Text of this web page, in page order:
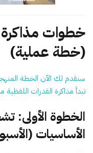
خطوات مذاكرة
(خطة عملية)
سنقدم لك الآن الخطة
تبدأ مذاكرة القدرات اللفظية
الخطوة الأولى:
الأساسيات